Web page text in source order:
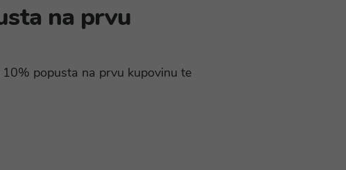
na prvu
popusta na prvu kupovinu te